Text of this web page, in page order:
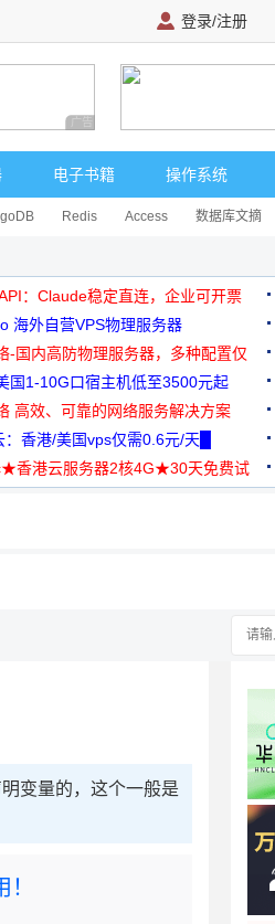
登录/注册
广告 商业广告，理性选择
电子书籍 操作系统
Redis Access 数据库文摘
：Claude稳定直连，企业可开票
海外自营VPS物理服务器
-国内高防物理服务器，多种配置仅
国1-10G口宿主机低至3500元起
高效、可靠的网络服务解决方案
：香港/美国vps仅需0.6元/天█
香港云服务器2核4G★30天免费试
变量的，这个一般是